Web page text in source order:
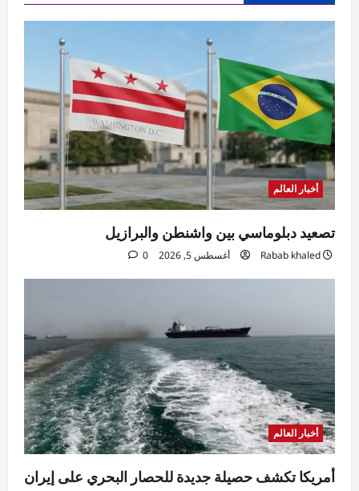
أخبار العالم
تصعيد دبلوماسي بين واشنطن والبرازيل
Rabab khaled أغسطس 5, 2026 0
أخبار العالم
أمريكا تكشف حصيلة جديدة للحصار البحري على إيران